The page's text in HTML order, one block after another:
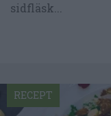
sidfläsk...
RECEPT